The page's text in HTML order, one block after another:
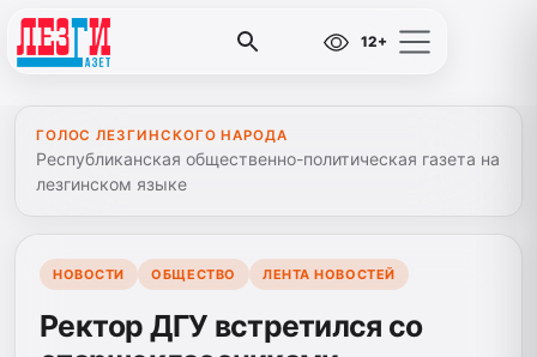
12+
ГОЛОС ЛЕЗГИНСКОГО НАРОДА
Республиканская общественно-политическая газета на
лезгинском языке
НОВОСТИ ОБЩЕСТВО ЛЕНТА НОВОСТЕЙ
Ректор ДГУ встретился со